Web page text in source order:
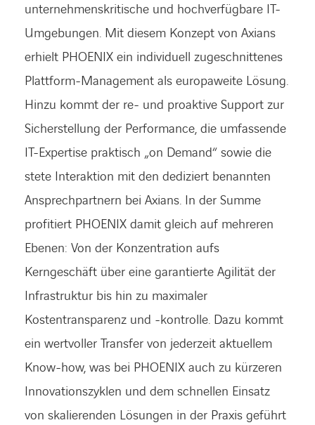
LINKEDIN
XINGFACEBOOKINSTAGRAMYOUTUBE
unternehmenskritische und hochverfügbare IT-
Umgebungen. Mit diesem Konzept von Axians
erhielt PHOENIX ein individuell zugeschnittenes
Plattform-Management als europaweite Lösung.
Hinzu kommt der re- und proaktive Support zur
Sicherstellung der Performance, die umfassende
IT-Expertise praktisch „on Demand“ sowie die
stete Interaktion mit den dediziert benannten
Ansprechpartnern bei Axians. In der Summe
profitiert PHOENIX damit gleich auf mehreren
Ebenen: Von der Konzentration aufs
Kerngeschäft über eine garantierte Agilität der
Infrastruktur bis hin zu maximaler
Kostentransparenz und -kontrolle. Dazu kommt
ein wertvoller Transfer von jederzeit aktuellem
Know-how, was bei PHOENIX auch zu kürzeren
Innovationszyklen und dem schnellen Einsatz
von skalierenden Lösungen in der Praxis geführt